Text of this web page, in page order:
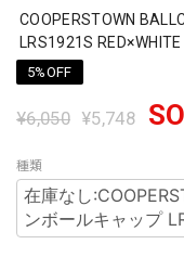
COOPERSTOWN
LRS1921S
5%OFF
¥6,050 ¥5,748
種類